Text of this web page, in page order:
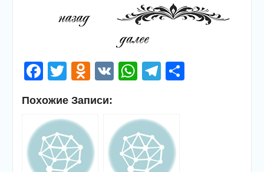
Facebook
Twitter
Odnoklassniki
VKWhatsApp
Telegram
Похожие Записи: